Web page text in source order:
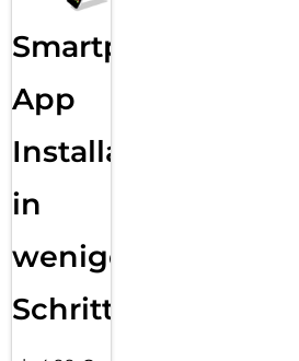
Smartphone
App
Installation
in
wenigen
Schritten